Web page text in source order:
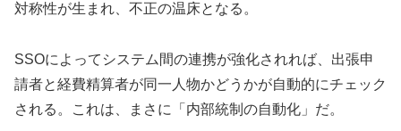
対称性が生まれ、不正の温床となる。
SSOによってシステム間の連携が強化されれば、出張申
請者と経費精算者が同一人物かどうかが自動的にチェック
される。これは、まさに「内部統制の自動化」だ。